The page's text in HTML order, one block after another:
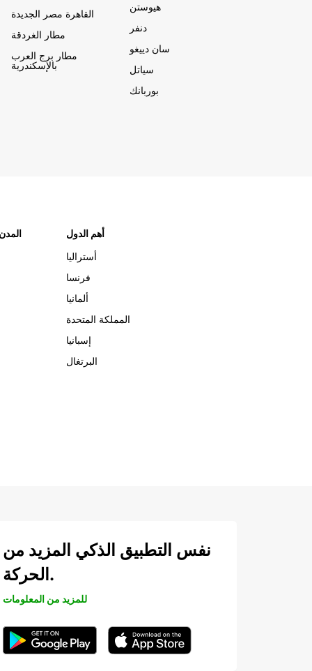
القاهرة مصر الجديدة
مطار الغردقة
مطار برج العرب
بالإسكندرية
هيوستن
دنفر
سان دييغو
سياتل
بوربانك
أهم الدول
أستراليا
فرنسا
ألمانيا
المملكة المتحدة
إسبانيا
البرتغال
نفس التطبيق الذكي المزيد من
الحركة.
للمزيد من المعلومات